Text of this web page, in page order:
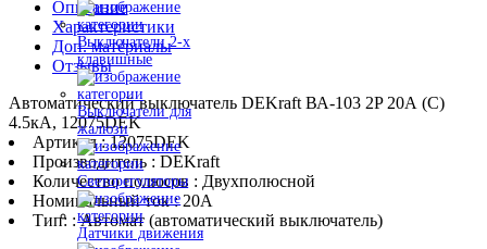
Выключатели 2-х
клавишные
Выключатели для
жалюзи
Светорегуляторы
Датчики движения
Описание
Характеристики
Доп. материалы
Отзывы
Автоматический выключатель DEKraft ВА-103 2P 20А (C)
4.5кА, 12075DEK
Артикул : 12075DEK
Производитель : DEKraft
Количество полюсов : Двухполюсной
Номинальный ток : 20A
Тип: : Автомат (автоматический выключатель)